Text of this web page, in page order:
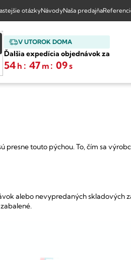
otázkyNávodyNaša predajňa
V UTOROK DOMA
Ďalšia expedícia objednávok za
54 h : 47 m : 08s
presne touto pýchou.To, čím sa
alebo nevypredaných skladových